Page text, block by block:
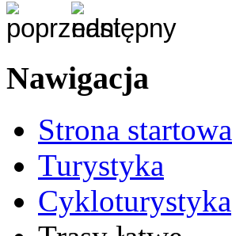
Nawigacja
Strona startowa
Turystyka
Cykloturystyka